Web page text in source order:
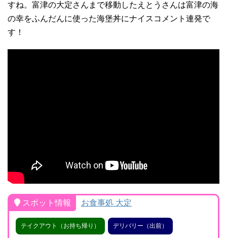
すね。富津の大定さんまで移動したえとうさんは富津の海
の幸をふんだんに使った海堡丼にナイスコメント連発で
す！
スポット情報 お食事処 大定
テイクアウト（お持ち帰り） デリバリー（出前）